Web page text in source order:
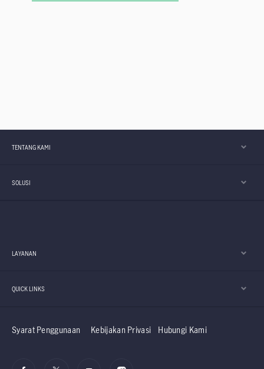
TENTANG KAMI
SOLUSI
LAYANAN
QUICK LINKS
Syarat Penggunaan Kebijakan Privasi Hubungi Kami